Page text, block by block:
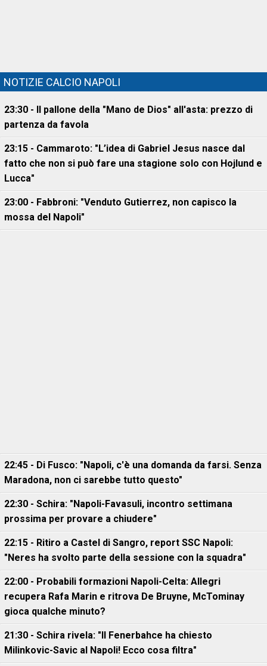
NOTIZIE CALCIO NAPOLI
23:30 - Il pallone della "Mano de Dios" all'asta: prezzo di
partenza da favola
23:15 - Cammaroto: "L’idea di Gabriel Jesus nasce dal
fatto che non si può fare una stagione solo con Hojlund e
Lucca"
23:00 - Fabbroni: "Venduto Gutierrez, non capisco la
mossa del Napoli"
22:45 - Di Fusco: "Napoli, c'è una domanda da farsi. Senza
Maradona, non ci sarebbe tutto questo"
22:30 - Schira: "Napoli-Favasuli, incontro settimana
prossima per provare a chiudere"
22:15 - Ritiro a Castel di Sangro, report SSC Napoli:
"Neres ha svolto parte della sessione con la squadra"
22:00 - Probabili formazioni Napoli-Celta: Allegri
recupera Rafa Marin e ritrova De Bruyne, McTominay
gioca qualche minuto?
21:30 - Schira rivela: "Il Fenerbahce ha chiesto
Milinkovic-Savic al Napoli! Ecco cosa filtra"